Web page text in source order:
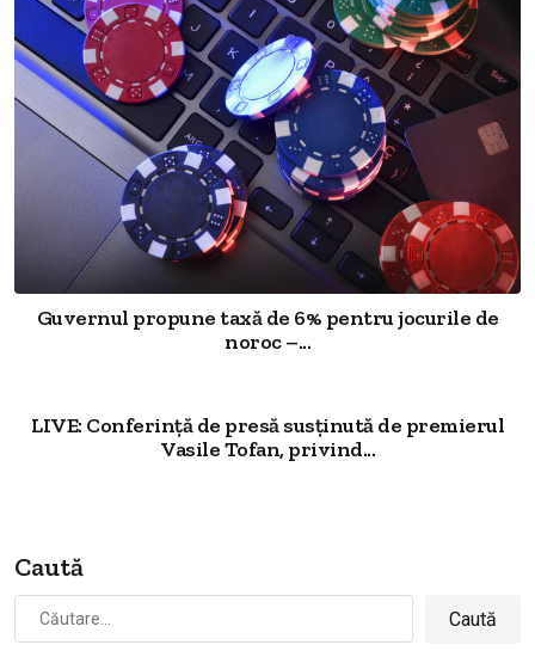
Guvernul propune taxă de 6% pentru jocurile de
noroc –...
LIVE: Conferință de presă susținută de premierul
Vasile Tofan, privind...
Caută
Caută
după: